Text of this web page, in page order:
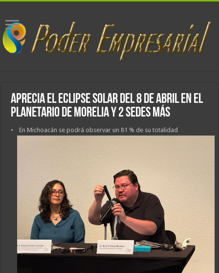
Aprecia el eclipse solar del 8 de abril en el
Planetario de Morelia y 2 sedes más
• En Michoacán se podrá observar un 81 % de su totalidad